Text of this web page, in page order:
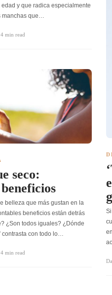
y que radica especialmente
que…
4 min read
seco:
belleza que más gustan en la
beneficios están detrás
¿Son todos iguales? ¿Dónde
contrasta con todo lo…
4 min read